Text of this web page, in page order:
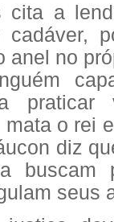
cita a
anel no
praticar
o rei
diz
buscam
seus